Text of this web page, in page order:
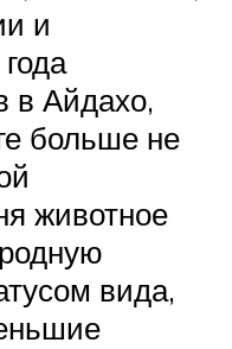
и
в Айдахо,
больше не
животное
вида,